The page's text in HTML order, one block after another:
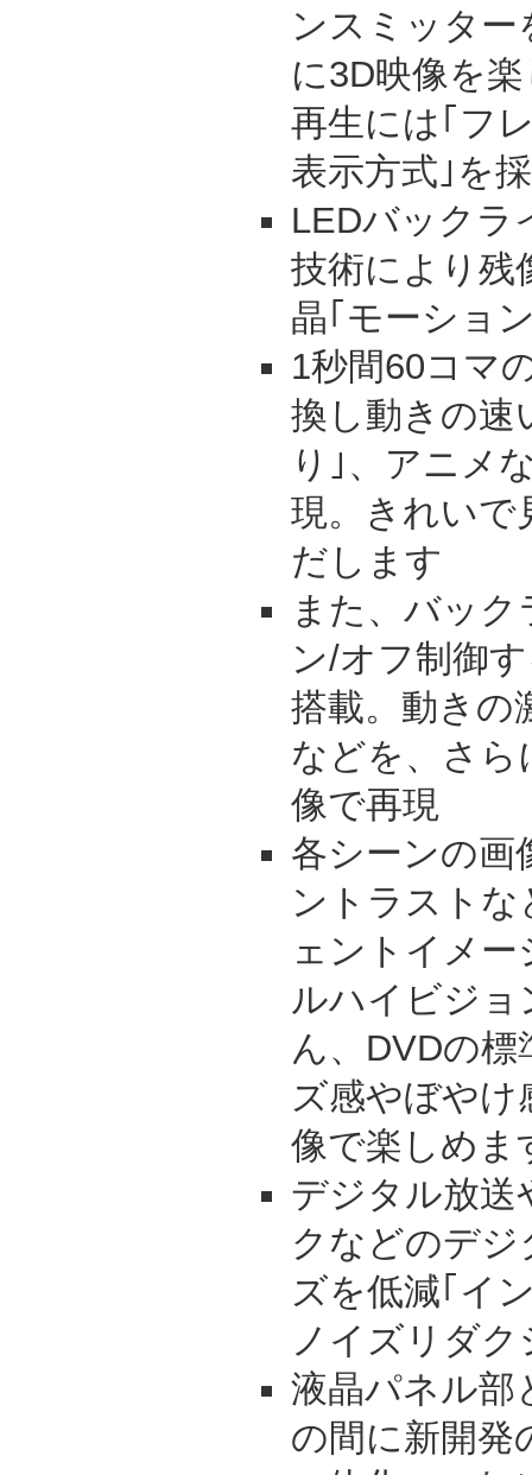
ンスミッター
に3D映像を
再生には｢フ
表示方式｣を
LEDバックラ
技術により残
晶｢モーショ
1秒間60コマ
換し動きの速
り｣、アニメ
現。きれいで
だします
また、バッ
ン/オフ制御
搭載。動きの
などを、さら
像で再現
各シーンの画
ントラスト
ェントイメ
ルハイビジ
ん、DVDの
ズ感やぼやけ
像で楽しめま
デジタル放送
クなどのデジ
ズを低減｢イ
ノイズリダ
液晶パネル部
の間に新開発